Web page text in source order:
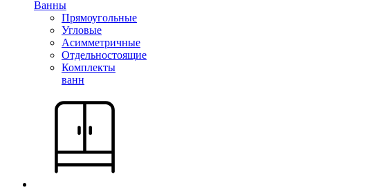
Ванны
Прямоугольные
Угловые
Асимметричные
Отдельностоящие
Комплекты
ванн